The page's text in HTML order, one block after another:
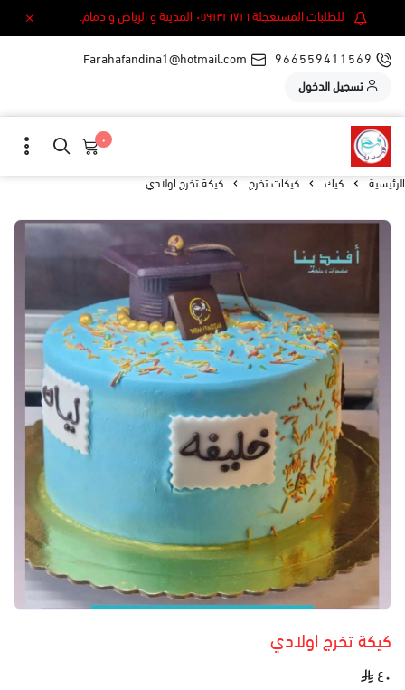
للطلبات المستعجلة ٠٥٩١٣٢٦٧١٦ المدينة و الرياض و دمام.
966559411569
Farahafandina1@hotmail.com
تسجيل الدخول
٠
الرئيسية كيك كيكات تخرج كيكة تخرج اولادي
كيكة تخرج اولادي
٤٠